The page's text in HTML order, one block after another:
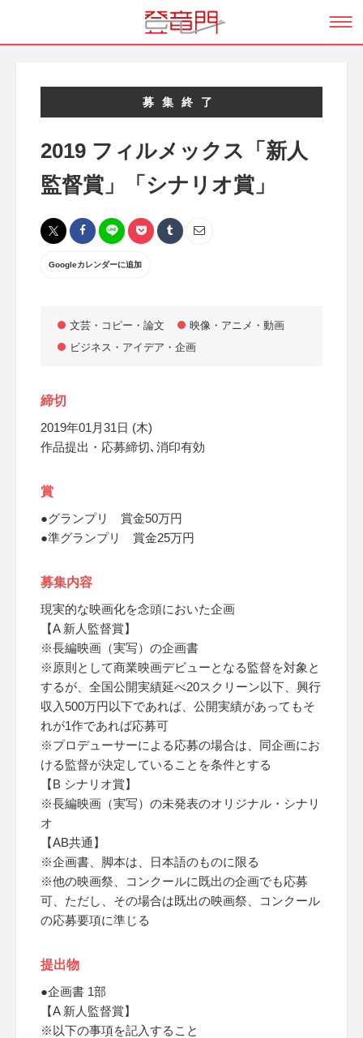
募集終了
2019 フィルメックス「新人
監督賞」「シナリオ賞」
Googleカレンダーに追加
文芸・コピー・論文
映像・アニメ・動画
ビジネス・アイデア・企画
締切
2019年01月31日 (木)
作品提出・応募締切､消印有効
賞
●グランプリ 賞金50万円
●準グランプリ 賞金25万円
募集内容
現実的な映画化を念頭においた企画
【A 新人監督賞】
※長編映画（実写）の企画書
※原則として商業映画デビューとなる監督を対象と
するが、全国公開実績延べ20スクリーン以下、興行
収入500万円以下であれば、公開実績があってもそ
れが1作であれば応募可
※プロデューサーによる応募の場合は、同企画にお
ける監督が決定していることを条件とする
【B シナリオ賞】
※長編映画（実写）の未発表のオリジナル・シナリ
オ
【AB共通】
※企画書、脚本は、日本語のものに限る
※他の映画祭、コンクールに既出の企画でも応募
可、ただし、その場合は既出の映画祭、コンクール
の応募要項に準じる
提出物
●企画書 1部
【A 新人監督賞】
※以下の事項を記入すること